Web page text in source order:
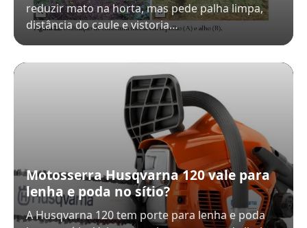
reduzir mato na horta, mas pede palha limpa,
distância do caule e vistoria…
Motosserra Husqvarna 120 vale para
lenha e poda no sítio?
A Husqvarna 120 tem porte para lenha e poda